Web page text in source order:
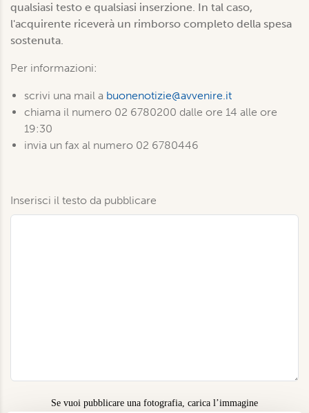
qualsiasi testo e qualsiasi inserzione. In tal caso,
l'acquirente riceverà un rimborso completo della spesa
sostenuta.
Per informazioni:
scrivi una mail a buonenotizie@avvenire.it
chiama il numero 02 6780200 dalle ore 14 alle ore
19:30
invia un fax al numero 02 6780446
Inserisci il testo da pubblicare
Se vuoi pubblicare una fotografia, carica l’immagine